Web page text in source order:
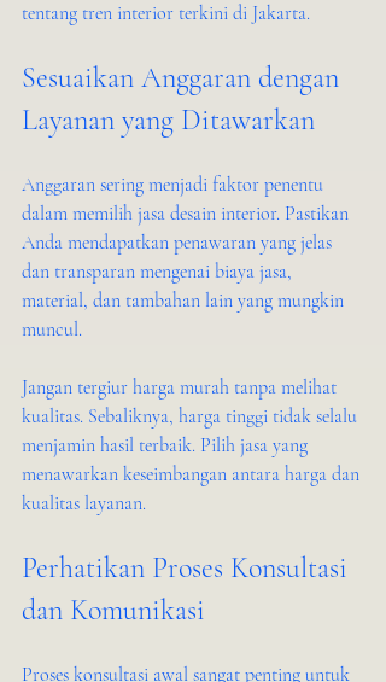
tentang tren interior terkini di Jakarta.
Sesuaikan Anggaran dengan
Layanan yang Ditawarkan
Anggaran sering menjadi faktor penentu
dalam memilih jasa desain interior. Pastikan
Anda mendapatkan penawaran yang jelas
dan transparan mengenai biaya jasa,
material, dan tambahan lain yang mungkin
muncul.
Jangan tergiur harga murah tanpa melihat
kualitas. Sebaliknya, harga tinggi tidak selalu
menjamin hasil terbaik. Pilih jasa yang
menawarkan keseimbangan antara harga dan
kualitas layanan.
Perhatikan Proses Konsultasi
dan Komunikasi
Proses konsultasi awal sangat penting untuk